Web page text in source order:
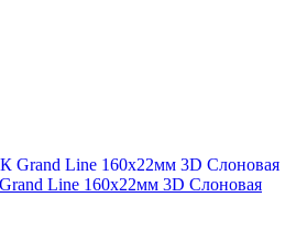
Line 160х22мм 3D Слоновая